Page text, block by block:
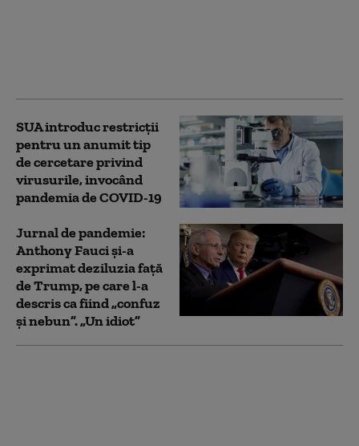
SUA introduc restricții
pentru un anumit tip
de cercetare privind
virusurile, invocând
pandemia de COVID-19
Jurnal de pandemie:
Anthony Fauci și-a
exprimat deziluzia față
de Trump, pe care l-a
descris ca fiind „confuz
și nebun”. „Un idiot”